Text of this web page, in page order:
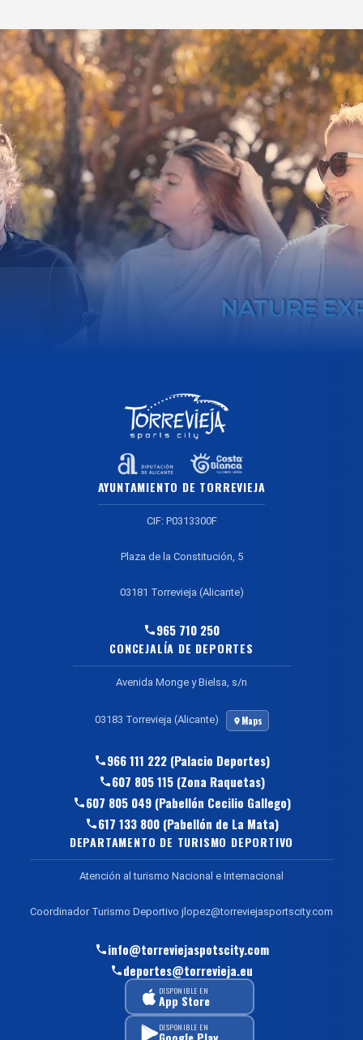
AYUNTAMIENTO DE TORREVIEJA
CIF: P0313300F
Plaza de la Constitución, 5
03181 Torrevieja (Alicante)
965 710 250
CONCEJALÍA DE DEPORTES
Avenida Monge y Bielsa, s/n
03183 Torrevieja (Alicante) Maps
966 111 222 (Palacio Deportes)
607 805 115 (Zona Raquetas)
607 805 049 (Pabellón Cecilio Gallego)
617 133 800 (Pabellón de La Mata)
DEPARTAMENTO DE TURISMO DEPORTIVO
Atención al turismo Nacional e Internacional
Coordinador Turismo Deportivo jlopez@torreviejasportscity.com
info@torreviejaspotscity.com
deportes@torrevieja.eu
DISPONIBLE EN
App Store
DISPONIBLE EN